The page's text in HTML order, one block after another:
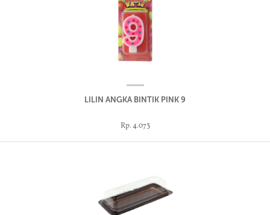
LILIN ANGKA BINTIK PINK 9
Rp. 4.073